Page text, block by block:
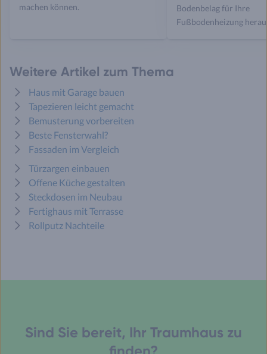
machen können.
Bodenbelag für Ihre
Fußbodenheizung
Weitere Artikel zum Thema
Haus mit Garage bauen
Tapezieren leicht gemacht
Bemusterung vorbereiten
Beste Fensterwahl?
Fassaden im Vergleich
Türzargen einbauen
Offene Küche gestalten
Steckdosen im Neubau
Fertighaus mit Terrasse
Rollputz Nachteile
Sind Sie bereit, Ihr Traumhaus zu